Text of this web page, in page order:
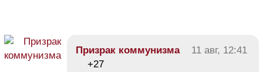
Призрак коммунизма
11 авг, 12:41
+27